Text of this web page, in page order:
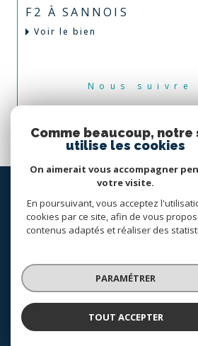
F2 À SANNOIS
Voir le bien
Nous suivre
© 2026 | TOUS DROITS RÉSERVÉS | TRADUCTION
NOS HONORAIRES
PLAN DU SITE MENTIONS
POLITIQUE RGPD
Comme beaucoup, notre
utilise les cookies
On aimerait vous accompagner
votre visite.
En poursuivant, vous acceptez
cookies par ce site, afin de vous
contenus adaptés et réaliser des
PARAMÉTRER
TOUT ACCEPTER